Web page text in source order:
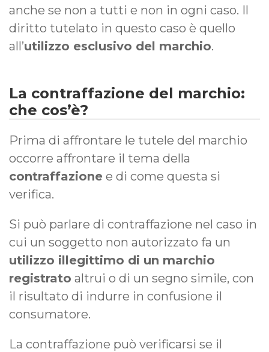
anche se non a tutti e non in ogni caso. Il
diritto tutelato in questo caso è quello
all’utilizzo esclusivo del marchio.
La contraffazione del marchio:
che cos’è?
Prima di affrontare le tutele del marchio
occorre affrontare il tema della
contraffazione e di come questa si
verifica.
Si può parlare di contraffazione nel caso in
cui un soggetto non autorizzato fa un
utilizzo illegittimo di un marchio
registrato altrui o di un segno simile, con
il risultato di indurre in confusione il
consumatore.
La contraffazione può verificarsi se il